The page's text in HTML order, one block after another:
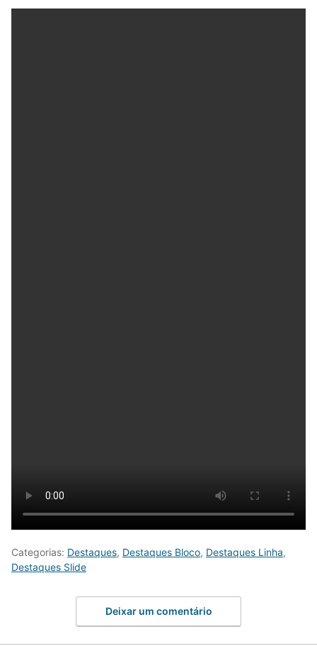
Categorias: Destaques, Destaques Bloco, Destaques Linha,
Destaques Slide
Deixar um comentário